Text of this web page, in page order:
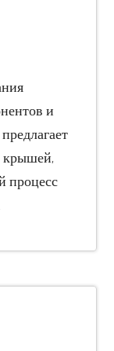
и
крышей,
процесс